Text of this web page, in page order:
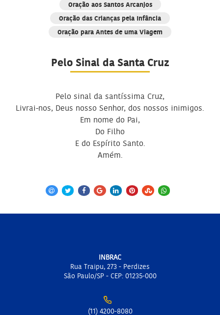
Oração aos Santos Arcanjos
Oração das Crianças pela Infância
Oração para Antes de uma Viagem
Pelo Sinal da Santa Cruz
Pelo sinal da santíssima Cruz,
Livrai-nos, Deus nosso Senhor, dos nossos inimigos.
Em nome do Pai,
Do Filho
E do Espírito Santo.
Amém.
INBRAC
Rua Traipu, 273 - Perdizes
São Paulo/SP - CEP: 01235-000
(11) 4200-8080